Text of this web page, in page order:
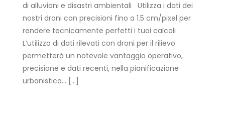
di alluvioni e disastri ambientali Utilizza i dati dei
nostri droni con precisioni fino a 1.5 cm/pixel per
rendere tecnicamente perfetti i tuoi calcoli
L’utilizzo di dati rilevati con droni per il rilievo
permetterà un notevole vantaggio operativo,
precisione e dati recenti, nella pianificazione
urbanistica… […]